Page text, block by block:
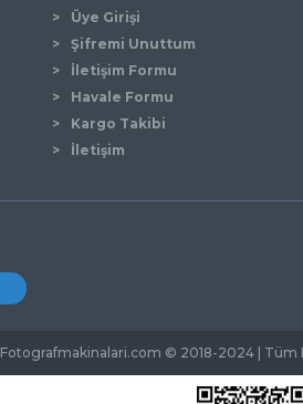
Üye Girişi
Şifremi Unuttum
İletişim Formu
Havale Formu
Kargo Takibi
İletişim
Fotografmakinalari.com © 2018-2024 | Tüm